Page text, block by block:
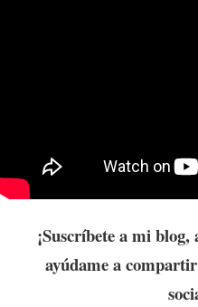
¡Suscríbete a mi
ayúdame a